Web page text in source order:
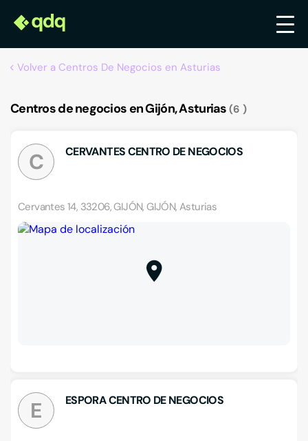
Volver a Centros De Negocios en Asturias
Centros de negocios en Gijón, Asturias 6
C CERVANTES CENTRO DE NEGOCIOS
Cervantes 14, 33206, GIJÓN, GIJÓN, Asturias
E ESPORA CENTRO DE NEGOCIOS